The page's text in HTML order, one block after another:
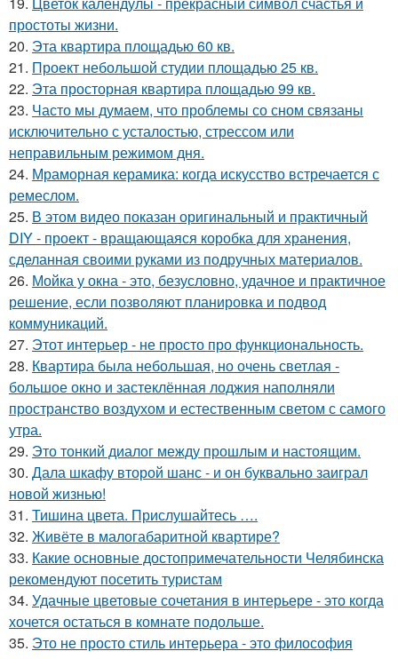
простоты жизни.
20. Эта квартира площадью 60 кв.
21. Проект небольшой студии площадью 25 кв.
22. Эта просторная квартира площадью 99 кв.
23. Часто мы думаем, что проблемы со сном связаны
исключительно с усталостью, стрессом или
неправильным режимом дня.
24. Мраморная керамика: когда искусство встречается с
ремеслом.
25. В этом видео показан оригинальный и практичный
DIY - проект - вращающаяся коробка для хранения,
сделанная своими руками из подручных материалов.
26. Мойка у окна - это, безусловно, удачное и практичное
решение, если позволяют планировка и подвод
коммуникаций.
27. Этот интерьер - не просто про функциональность.
28. Квартира была небольшая, но очень светлая -
большое окно и застеклённая лоджия наполняли
пространство воздухом и естественным светом с самого
утра.
29. Это тонкий диалог между прошлым и настоящим.
30. Дала шкафу второй шанс - и он буквально заиграл
новой жизнью!
31. Тишина цвета. Прислушайтесь ….
32. Живёте в малогабаритной квартире?
33. Какие основные достопримечательности Челябинска
рекомендуют посетить туристам
34. Удачные цветовые сочетания в интерьере - это когда
хочется остаться в комнате подольше.
35. Это не просто стиль интерьера - это философия